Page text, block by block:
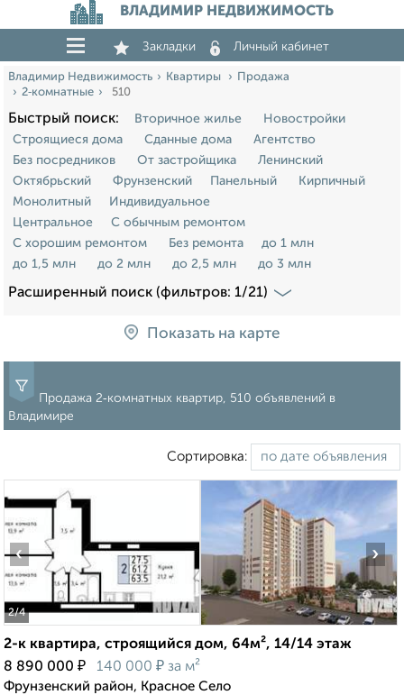
ВЛАДИМИР НЕДВИЖИМОСТЬ
Закладки Личный кабинет
Владимир Недвижимость Квартиры
Продажа
2‑комнатные
510
Быстрый поиск: Вторичное жилье
Новостройки
Строящиеся дома
Сданные дома
Агентство
Без посредников
От застройщика
Ленинский
Октябрьский
Фрунзенский Панельный
Кирпичный
Монолитный
Индивидуальное
Центральное
С обычным ремонтом
С хорошим ремонтом
Без ремонта
до 1 млн
до 1,5 млн
до 2 млн до 2,5 млн до 3 млн
Расширенный поиск (фильтров: 1/21)
Показать на карте
Продажа 2‑комнатных квартир, 510 объявлений в
Владимире
Сортировка:
2/4
‹ ›
2-к квартира, строящийся дом, 64м², 14/14 этаж
8 890 000 ₽ 140 000 ₽ за м²
Фрунзенский район, Красное Село